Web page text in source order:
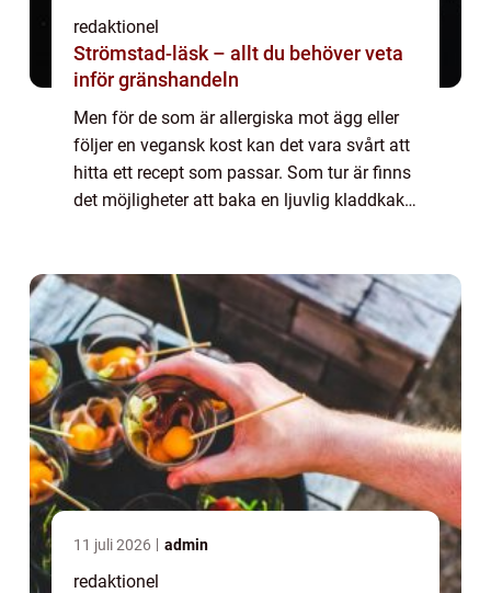
redaktionel
Strömstad-läsk – allt du behöver veta
inför gränshandeln
Men för de som är allergiska mot ägg eller
följer en vegansk kost kan det vara svårt att
hitta ett recept som passar. Som tur är finns
det möjligheter att baka en ljuvlig kladdkaka
11 juli 2026 admin
redaktionel